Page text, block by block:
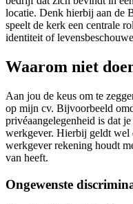
locatie. Denk hierbij aan de
speelt de kerk een centrale
identiteit of
Waarom niet
Aan jou de keus om te
op mijn cv. Bijvoorbeeld
privéaangelegenheid is dat
werkgever. Hierbij geldt wel
werkgever rekening houdt
van heeft.
Ongewenste